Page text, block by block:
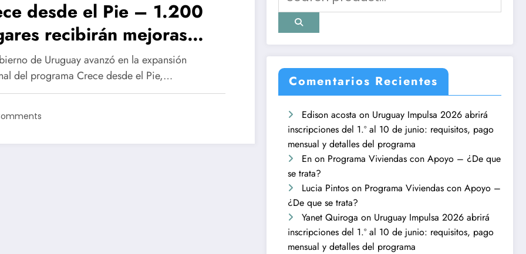
desde el Pie – 1.200
recibirán mejoras
para cuidar la
infancia
de Uruguay avanzó en la expansión
del programa Crece desde el Pie,…
Comentarios Recientes
Edison acosta on Uruguay Impulsa 2026 abrirá
inscripciones del 1.º al 10 de junio: requisitos, pago
mensual y detalles del programa
En on Programa Viviendas con Apoyo – ¿De que
se trata?
Lucia Pintos on Programa Viviendas con Apoyo –
¿De que se trata?
Yanet Quiroga on Uruguay Impulsa 2026 abrirá
inscripciones del 1.º al 10 de junio: requisitos, pago
mensual y detalles del programa